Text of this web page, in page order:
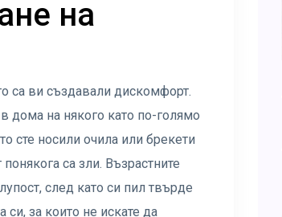
на
са ви създавали дискомфорт.
дома на някого като по-голямо
сте носили очила или брекети
са зли. Възрастните
след като си пил твърде
за които не искате да